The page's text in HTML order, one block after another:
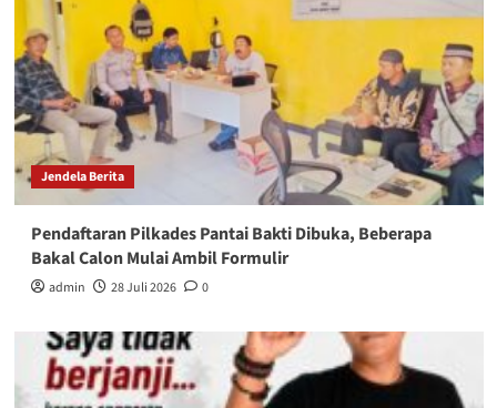
Jendela Berita
Pendaftaran Pilkades Pantai Bakti Dibuka, Beberapa
Bakal Calon Mulai Ambil Formulir
admin 28 Juli 2026 0